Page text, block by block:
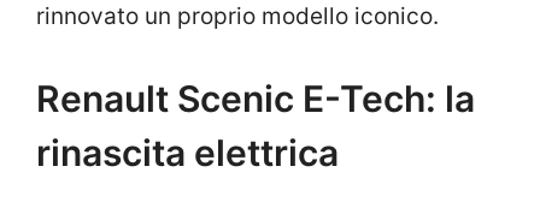
rinnovato un proprio modello iconico.
Renault Scenic E-Tech: la
rinascita elettrica